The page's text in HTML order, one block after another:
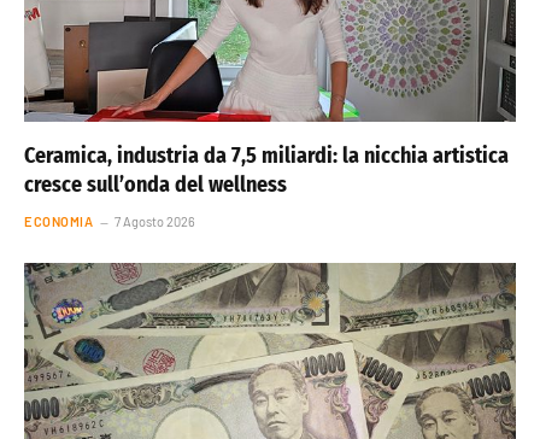
Ceramica, industria da 7,5 miliardi: la nicchia artistica
cresce sull’onda del wellness
ECONOMIA 7 Agosto 2026